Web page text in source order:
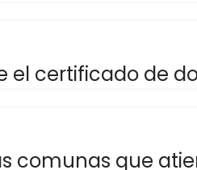
el certificado de
comunas que